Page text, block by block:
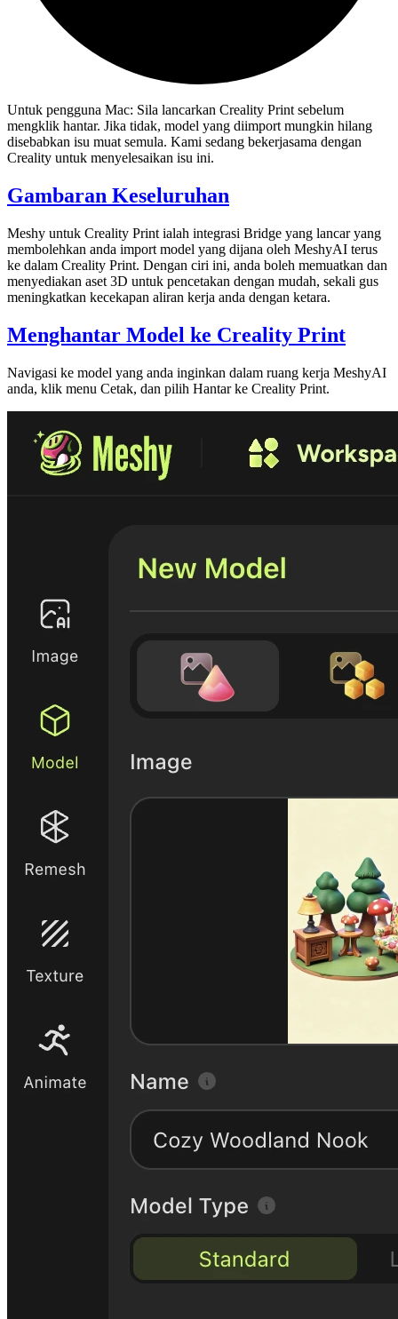
Untuk pengguna Mac: Sila lancarkan Creality Print sebelum
mengklik hantar. Jika tidak, model yang diimport mungkin hilang
disebabkan isu muat semula. Kami sedang bekerjasama dengan
Creality untuk menyelesaikan isu ini.
Gambaran Keseluruhan
Meshy untuk Creality Print ialah integrasi Bridge yang lancar yang
membolehkan anda import model yang dijana oleh MeshyAI terus
ke dalam Creality Print. Dengan ciri ini, anda boleh memuatkan dan
menyediakan aset 3D untuk pencetakan dengan mudah, sekali gus
meningkatkan kecekapan aliran kerja anda dengan ketara.
Menghantar Model ke Creality Print
Navigasi ke model yang anda inginkan dalam ruang kerja MeshyAI
anda, klik menu Cetak, dan pilih Hantar ke Creality Print.